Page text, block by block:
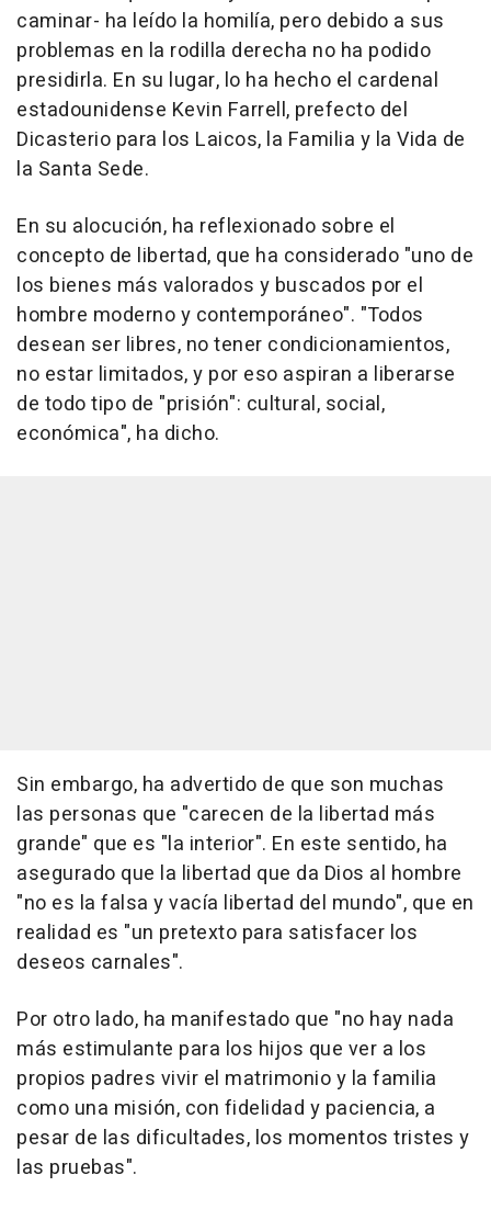
caminar- ha leído la homilía, pero debido a sus
problemas en la rodilla derecha no ha podido
presidirla. En su lugar, lo ha hecho el cardenal
estadounidense Kevin Farrell, prefecto del
Dicasterio para los Laicos, la Familia y la Vida de
la Santa Sede.
En su alocución, ha reflexionado sobre el
concepto de libertad, que ha considerado "uno de
los bienes más valorados y buscados por el
hombre moderno y contemporáneo". "Todos
desean ser libres, no tener condicionamientos,
no estar limitados, y por eso aspiran a liberarse
de todo tipo de "prisión": cultural, social,
económica", ha dicho.
Sin embargo, ha advertido de que son muchas
las personas que "carecen de la libertad más
grande" que es "la interior". En este sentido, ha
asegurado que la libertad que da Dios al hombre
"no es la falsa y vacía libertad del mundo", que en
realidad es "un pretexto para satisfacer los
deseos carnales".
Por otro lado, ha manifestado que "no hay nada
más estimulante para los hijos que ver a los
propios padres vivir el matrimonio y la familia
como una misión, con fidelidad y paciencia, a
pesar de las dificultades, los momentos tristes y
las pruebas".